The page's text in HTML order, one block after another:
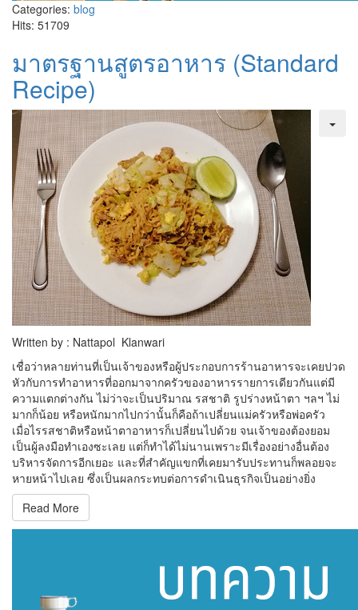
Categories: blog
Hits: 51709
มาตรฐานสูตรอาหาร (Standard
Recipe)
Written by : Nattapol Klanwari
เชื่อว่าหลายท่านที่เป็นเจ้าของหรือผู้ประกอบการร้านอาหารจะเคยปวด
หัวกับการทำอาหารที่ออกมาจากครัวของอาหารรายการเดียวกันแต่มี
ความแตกต่างกัน ไม่ว่าจะเป็นปริมาณ รสชาติ รูปร่างหน้าตา ฯลฯ ไม่
มากก็น้อย หรือหนักมากไปกว่านั้นก็คือถ้าเปลี่ยนแม่ครัวหรือพ่อครัว
เมื่อไรรสชาติหรือหน้าตาอาหารก็เปลี่ยนไปด้วย จนเจ้าของต้องยอม
เป็นผู้ลงมือทำเองซะเลย แต่ก็ทำได้ไม่นานเพราะมีเรื่องอย่างอื่นต้อง
บริหารจัดการอีกเยอะ และที่สำคัญแขกที่เคยมารับประทานก็พลอยจะ
หายหน้าไปเลย ซึ่งเป็นผลกระทบต่อการดำเนินธุรกิจเป็นอย่างยิ่ง
Read More